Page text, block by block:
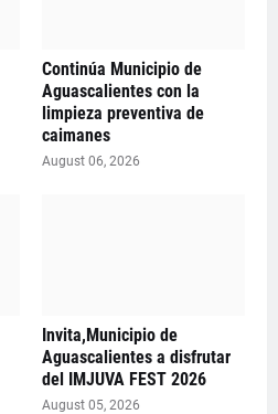
Continúa Municipio de
Aguascalientes con la
limpieza preventiva de
caimanes
August 06, 2026
Invita,Municipio de
Aguascalientes a disfrutar
del IMJUVA FEST 2026
August 05, 2026